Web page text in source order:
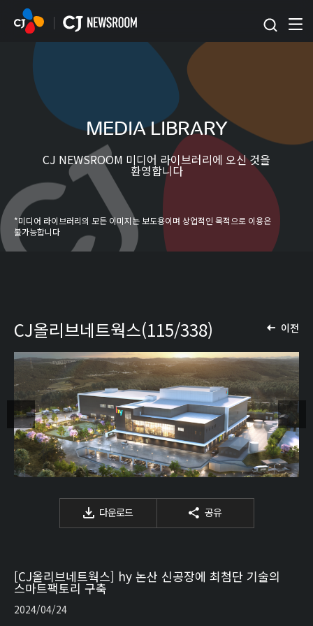
본문 바로가기
MEDIA LIBRARY
CJ NEWSROOM 미디어 라이브러리에 오신 것을
환영합니다
*미디어 라이브러리의 모든 이미지는 보도용이며 상업적인 목적으로 이용은
불가능합니다
이전
CJ올리브네트웍스(115/338)
다운로드 공유
[CJ올리브네트웍스] hy 논산 신공장에 최첨단 기술의
스마트팩토리 구축
2024/04/24